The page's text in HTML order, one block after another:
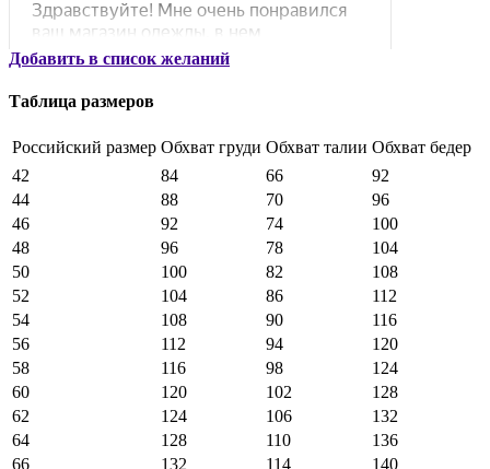
Добавить в список желаний
Таблица размеров
Российский размер Обхват груди Обхват талии Обхват бедер
42
84 66
92
44
88 70
96
46
92 74
100
48
96 78
104
50
100 82
108
52
104 86
112
54
108 90
116
56
112 94
120
58
116 98
124
60
120 102
128
62
124 106
132
64
128 110
136
66
132 114 140